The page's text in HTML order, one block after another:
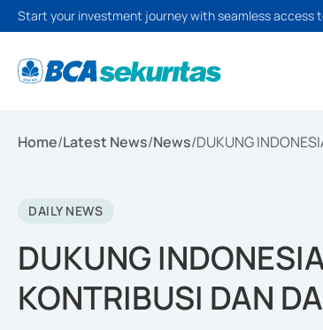
Start your investment journey with seamless access
Home/Latest News/News/DUKUNG
DAILY NEWS
DUKUNG
KONTRIBUSI DAN